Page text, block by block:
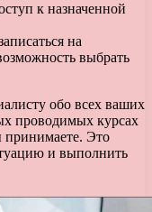
к назначенной
на
выбрать
обо всех ваших
проводимых курсах
принимаете. Это
и выполнить